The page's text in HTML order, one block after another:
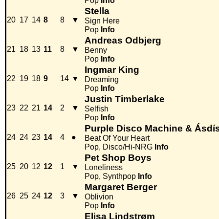
20 17 14 8 8 ▼
Stella
Sign Here
Pop Info
21 18 13 11 8 ▼
Andreas Odbjerg
Benny
Pop Info
22 19 18 9 14 ▼
Ingmar King
Dreaming
Pop Info
23 22 21 14 2 ▼
Justin Timberlake
Selfish
Pop Info
24 24 23 14 4 ●
Purple Disco Machine &
Beat Of Your Heart
Pop, Disco/Hi-NRG Info
25 20 12 12 1 ▼
Pet Shop Boys
Loneliness
Pop, Synthpop Info
26 25 24 12 3 ▼
Margaret Berger
Oblivion
Pop Info
Elisa Lindstrøm